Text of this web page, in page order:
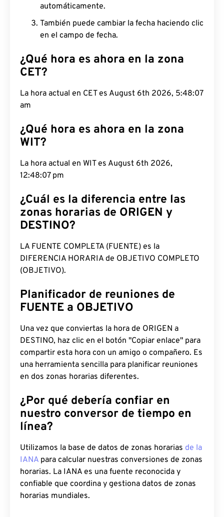
automáticamente.
También puede cambiar la fecha haciendo clic
en el campo de fecha.
¿Qué hora es ahora en la zona
CET?
La hora actual en CET es August 6th 2026,
5:48:08 am
¿Qué hora es ahora en la zona
WIT?
La hora actual en WIT es August 6th 2026,
12:48:08 pm
¿Cuál es la diferencia entre las
zonas horarias de ORIGEN y
DESTINO?
LA FUENTE COMPLETA (FUENTE) es la
DIFERENCIA HORARIA de OBJETIVO COMPLETO
(OBJETIVO).
Planificador de reuniones de
FUENTE a OBJETIVO
Una vez que conviertas la hora de ORIGEN a
DESTINO, haz clic en el botón "Copiar enlace" para
compartir esta hora con un amigo o compañero. Es
una herramienta sencilla para planificar reuniones
en dos zonas horarias diferentes.
¿Por qué debería confiar en
nuestro conversor de tiempo en
línea?
Utilizamos la base de datos de zonas horarias de la
IANA para calcular nuestras conversiones de zonas
horarias. La IANA es una fuente reconocida y
confiable que coordina y gestiona datos de zonas
horarias mundiales.